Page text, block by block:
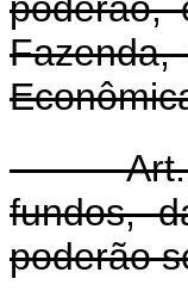
poderão,
Art.
fundos,
poderão